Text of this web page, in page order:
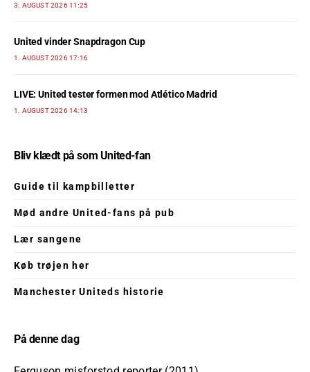
3. AUGUST 2026 11:25
United vinder Snapdragon Cup
1. AUGUST 2026 17:16
LIVE: United tester formen mod Atlético Madrid
1. AUGUST 2026 14:13
Bliv klædt på som United-fan
Guide til kampbilletter
Mød andre United-fans på pub
Lær sangene
Køb trøjen her
Manchester Uniteds historie
På denne dag